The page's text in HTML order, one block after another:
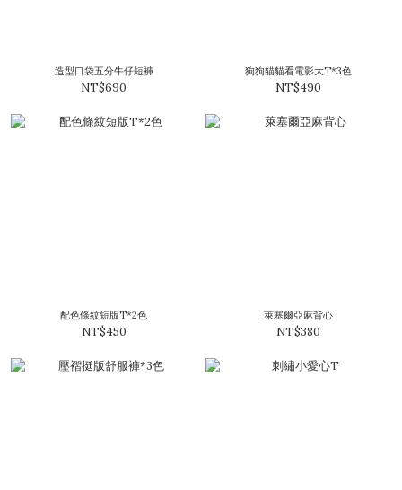
造型口袋五分牛仔短褲
NT$690
狗狗貓貓看電影大T*3色
NT$490
配色條紋短版T*2色
NT$450
萊塞爾亞麻背心
NT$380